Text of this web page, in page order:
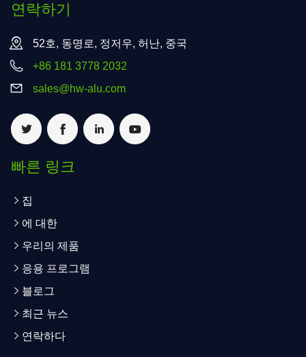
연락하기
52호, 동명로, 정저우, 허난, 중국
+86 181 3778 2032
sales@hw-alu.com
빠른 링크
집
에 대한
우리의 제품
응용 프로그램
블로그
최근 뉴스
연락하다